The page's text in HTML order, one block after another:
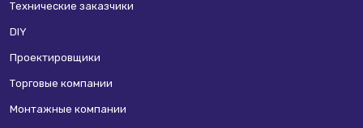
Технические заказчики
DIY
Проектировщики
Торговые компании
Монтажные компании